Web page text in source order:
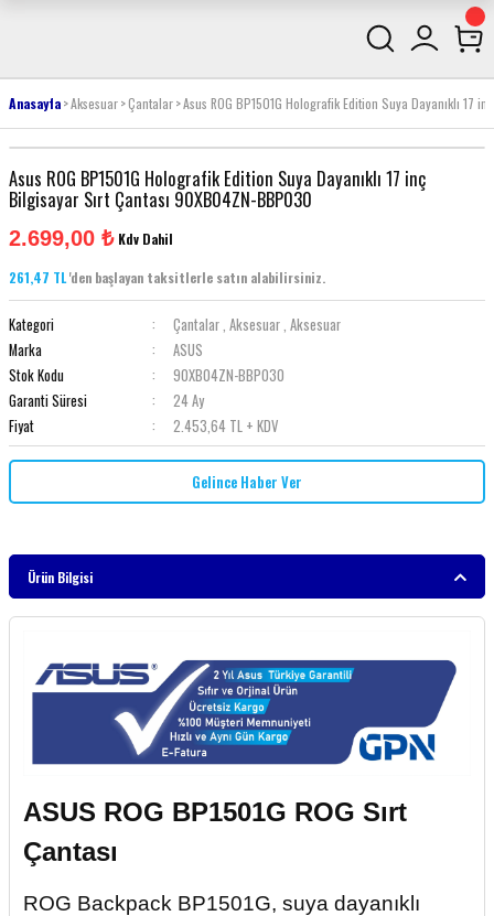
Anasayfa Aksesuar Çantalar Asus ROG BP1501G Holografik Edition Suya Dayanıklı 17
Asus ROG BP1501G Holografik Edition Suya Dayanıklı 17 inç
Bilgisayar Sırt Çantası 90XB04ZN-BBP030
2.699,00 ₺ Kdv Dahil
261,47 TL'den başlayan taksitlerle satın alabilirsiniz.
Kategori Çantalar, Aksesuar, Aksesuar
Marka
ASUS
Stok Kodu
90XB04ZN-BBP030
Garanti Süresi
24 Ay
Fiyat
2.453,64 TL + KDV
Gelince Haber Ver
Ürün Bilgisi
ASUS ROG BP1501G ROG Sırt
Çantası
ROG Backpack BP1501G, suya dayanıklı